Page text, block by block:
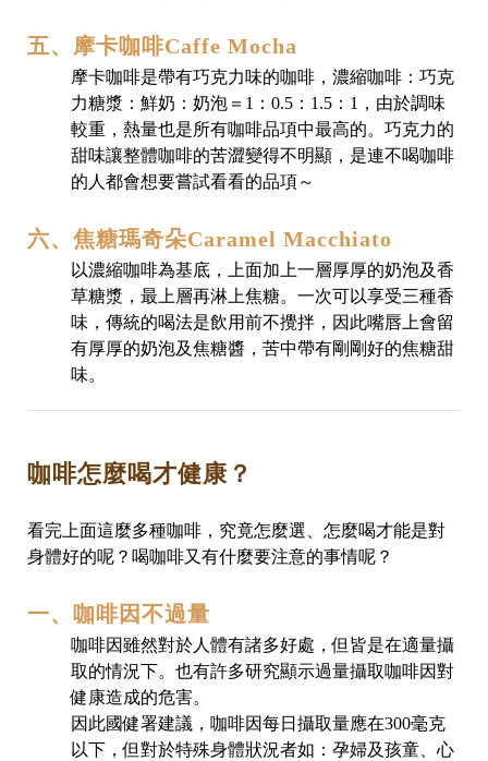
五、摩卡咖啡Caffe Mocha
摩卡咖啡是帶有巧克力味的咖啡，濃縮咖啡：巧克
力糖漿：鮮奶：奶泡＝1：0.5：1.5：1，由於調味
較重，熱量也是所有咖啡品項中最高的。巧克力的
甜味讓整體咖啡的苦澀變得不明顯，是連不喝咖啡
的人都會想要嘗試看看的品項～
六、焦糖瑪奇朵Caramel Macchiato
以濃縮咖啡為基底，上面加上一層厚厚的奶泡及香
草糖漿，最上層再淋上焦糖。一次可以享受三種香
味，傳統的喝法是飲用前不攪拌，因此嘴唇上會留
有厚厚的奶泡及焦糖醬，苦中帶有剛剛好的焦糖甜
味。
咖啡怎麼喝才健康？
看完上面這麼多種咖啡，究竟怎麼選、怎麼喝才能是對
身體好的呢？喝咖啡又有什麼要注意的事情呢？
一、咖啡因不過量
咖啡因雖然對於人體有諸多好處，但皆是在適量攝
取的情況下。也有許多研究顯示過量攝取咖啡因對
健康造成的危害。
因此國健署建議，咖啡因每日攝取量應在300毫克
以下，但對於特殊身體狀況者如：孕婦及孩童、心